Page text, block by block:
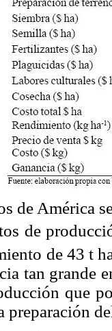
de América
de
de 43 t
tan grande
que
preparación